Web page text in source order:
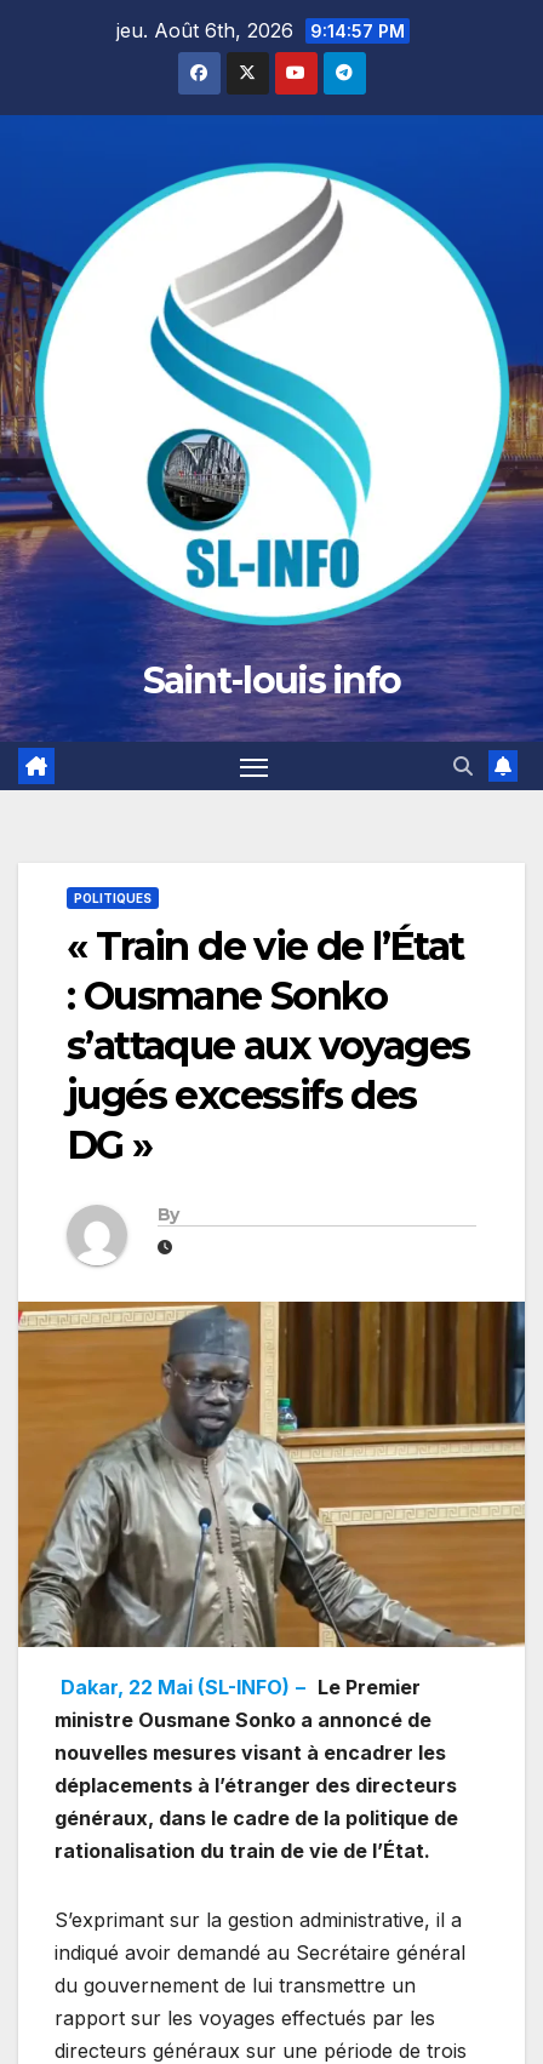
jeu. Août 6th, 2026 9:14:59 PM
Saint-louis info
POLITIQUES
« Train de vie de l’État
: Ousmane Sonko
s’attaque aux voyages
jugés excessifs des
DG »
By
Dakar, 22 Mai (SL-INFO) – Le Premier
ministre Ousmane Sonko a annoncé de
nouvelles mesures visant à encadrer les
déplacements à l’étranger des directeurs
généraux, dans le cadre de la politique de
rationalisation du train de vie de l’État.
S’exprimant sur la gestion administrative, il a
indiqué avoir demandé au Secrétaire général
du gouvernement de lui transmettre un
rapport sur les voyages effectués par les
directeurs généraux sur une période de trois